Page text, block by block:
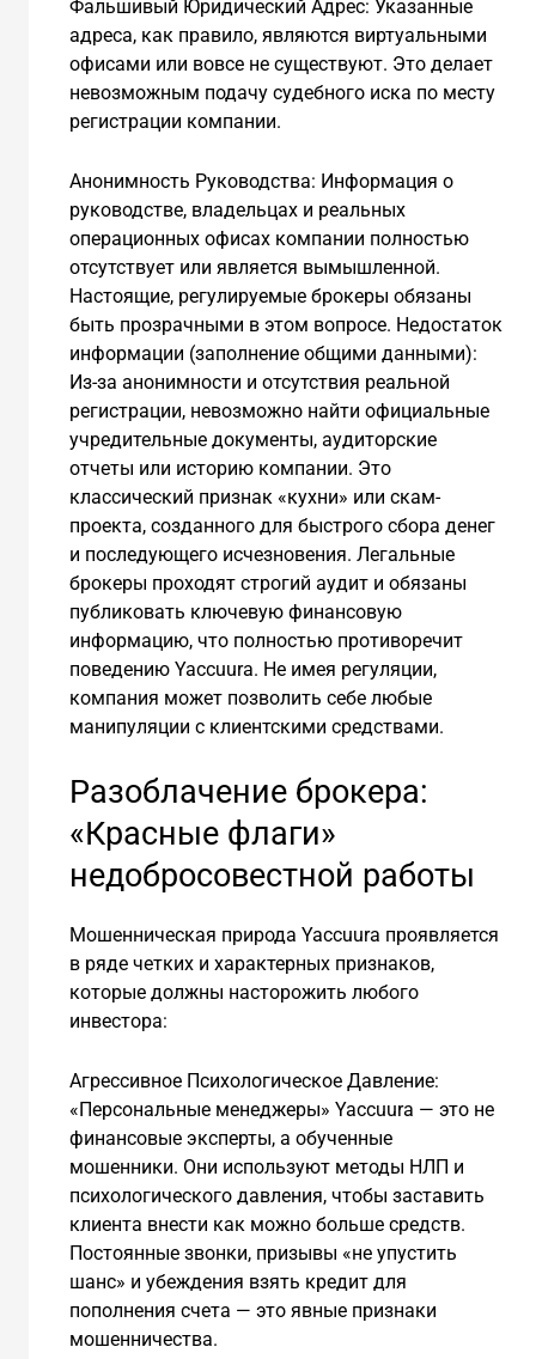
Фальшивый Юридический Адрес: Указанные
адреса, как правило, являются виртуальными
офисами или вовсе не существуют. Это делает
невозможным подачу судебного иска по месту
регистрации компании.
Анонимность Руководства: Информация о
руководстве, владельцах и реальных
операционных офисах компании полностью
отсутствует или является вымышленной.
Настоящие, регулируемые брокеры обязаны
быть прозрачными в этом вопросе. Недостаток
информации (заполнение общими данными):
Из-за анонимности и отсутствия реальной
регистрации, невозможно найти официальные
учредительные документы, аудиторские
отчеты или историю компании. Это
классический признак «кухни» или скам-
проекта, созданного для быстрого сбора денег
и последующего исчезновения. Легальные
брокеры проходят строгий аудит и обязаны
публиковать ключевую финансовую
информацию, что полностью противоречит
поведению Yaccuura. Не имея регуляции,
компания может позволить себе любые
манипуляции с клиентскими средствами.
Разоблачение брокера:
«Красные флаги»
недобросовестной работы
Мошенническая природа Yaccuura проявляется
в ряде четких и характерных признаков,
которые должны насторожить любого
инвестора:
Агрессивное Психологическое Давление:
«Персональные менеджеры» Yaccuura — это не
финансовые эксперты, а обученные
мошенники. Они используют методы НЛП и
психологического давления, чтобы заставить
клиента внести как можно больше средств.
Постоянные звонки, призывы «не упустить
шанс» и убеждения взять кредит для
пополнения счета — это явные признаки
мошенничества.